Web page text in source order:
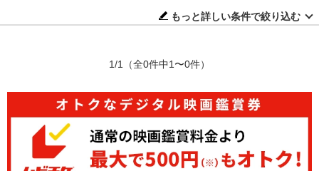
もっと詳しい条件で絞り込む
1/1 （全0件中1〜0件）